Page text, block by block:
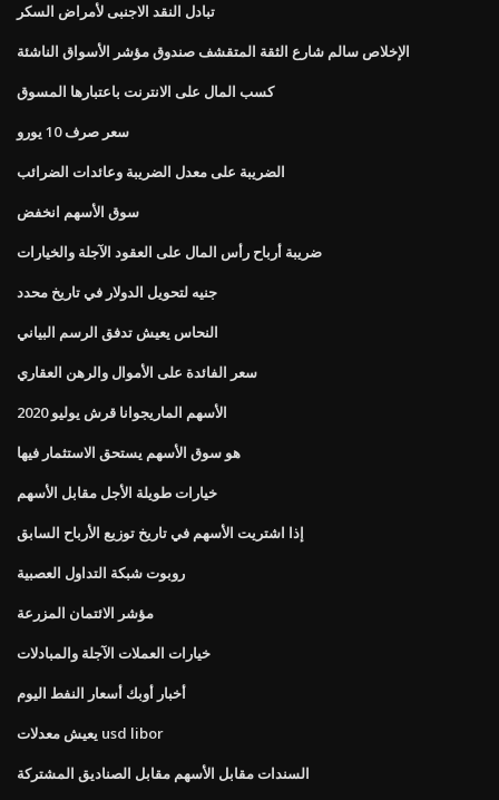
تبادل النقد الاجنبى لأمراض السكر
الإخلاص سالم شارع الثقة المتقشف صندوق مؤشر الأسواق الناشئة
كسب المال على الانترنت باعتبارها المسوق
سعر صرف 10 يورو
الضريبة على معدل الضريبة وعائدات الضرائب
سوق الأسهم انخفض
ضريبة أرباح رأس المال على العقود الآجلة والخيارات
جنيه لتحويل الدولار في تاريخ محدد
النحاس يعيش تدفق الرسم البياني
سعر الفائدة على الأموال والرهن العقاري
الأسهم الماريجوانا قرش يوليو 2020
هو سوق الأسهم يستحق الاستثمار فيها
خيارات طويلة الأجل مقابل الأسهم
إذا اشتريت الأسهم في تاريخ توزيع الأرباح السابق
روبوت شبكة التداول العصبية
مؤشر الائتمان المزرعة
خيارات العملات الآجلة والمبادلات
أخبار أوبك أسعار النفط اليوم
يعيش معدلات usd libor
السندات مقابل الأسهم مقابل الصناديق المشتركة